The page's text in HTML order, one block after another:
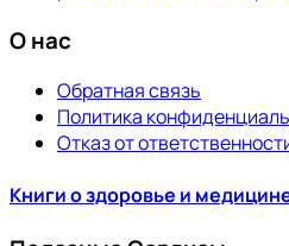
О нас
Обратная связь
Политика
Отказ от
Книги о здоровье и